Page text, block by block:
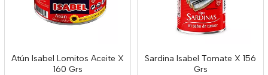
Atún Isabel Lomitos Aceite X
160 Grs
Sardina Isabel Tomate X 156
Grs